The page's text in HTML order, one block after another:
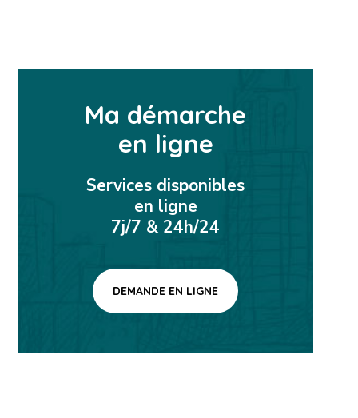
Ma démarche
en ligne
Services disponibles
en ligne
7j/7 & 24h/24
DEMANDE EN LIGNE